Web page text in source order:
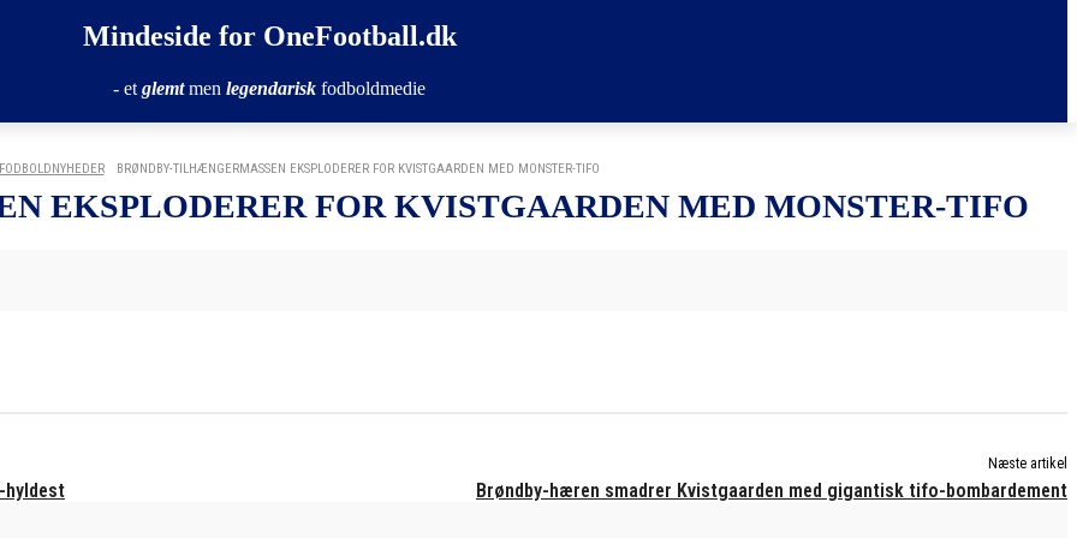
Mindeside for OneFootball.dk
- et glemtmen legendarisk fodboldmedie
BRØNDBY-TILHÆNGERMASSEN EKSPLODERER FOR KVISTGAARDEN MED MONSTER-TIFO
EKSPLODERER FOR KVISTGAARDEN MED MONSTER-TIFO
hyldest
Næste artikel
Brøndby-hæren smadrer Kvistgaarden med gigantisk tifo-bombardement